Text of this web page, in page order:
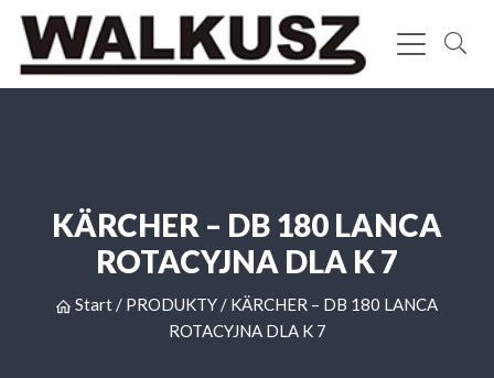
KÄRCHER – DB 180 LANCA
ROTACYJNA DLA K 7
Start/ PRODUKTY/ KÄRCHER – DB 180 LANCA
ROTACYJNA DLA K 7